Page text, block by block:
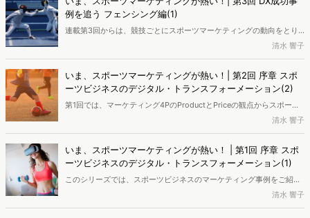
例を追う フェンシング編(1)
連載第3回からは、競技ごとにスポーツマーケティングの動向をとり
あげます。最初の競技は、デジタルトランスフォーメーション（DX）
へ向けた成功事例として注目が集まる「フェンシング」です。
清水 響子
いま、スポーツマーケティングが熱い！| 第2回 序章 スポ
ーツビジネスのデジタル・トランスフォーメーション(2)
第1回では、マーケティング4PのProductとPriceの観点からスポーツ
ビジネスのデジタル・トランスフォーメーション(DX)を概観してみま
した。第2回は、4Pの残る2つ、PlaceとPromotionにフォーカスしま
す。
清水 響子
いま、スポーツマーケティングが熱い！ | 第1回 序章 スポ
ーツビジネスのデジタル・トランスフォーメーション(1)
このシリーズでは、スポーツビジネスのマーケティング事例をご紹介
していきます。キーワードは、D2C。デジタライゼーションがもたら
すDirect to Customerモデルへのシフトにより、スポーツビジネスは
清水 響子